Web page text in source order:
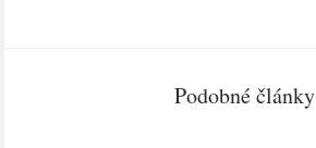
Podobné články